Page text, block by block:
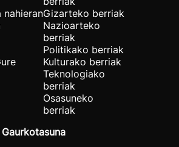
nahieranGizarteko berriak
Nazioarteko
berriak
Politikako berriak
Kulturako berriak
Teknologiako
berriak
Osasuneko
berriak
Gaurkotasuna